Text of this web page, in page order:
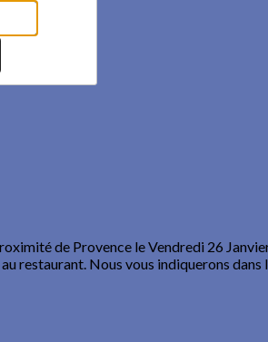
de Provence le Vendredi 26
restaurant. Nous vous indiquerons dans